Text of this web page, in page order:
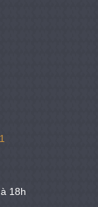
18h